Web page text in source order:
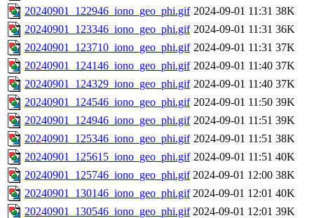
20240901_122946_iono_geo_phi.gif 2024-09-01 11:31 38K
20240901_123346_iono_geo_phi.gif 2024-09-01 11:31 36K
20240901_123710_iono_geo_phi.gif 2024-09-01 11:31 37K
20240901_124146_iono_geo_phi.gif 2024-09-01 11:40 37K
20240901_124329_iono_geo_phi.gif 2024-09-01 11:40 37K
20240901_124546_iono_geo_phi.gif 2024-09-01 11:50 39K
20240901_124946_iono_geo_phi.gif 2024-09-01 11:51 39K
20240901_125346_iono_geo_phi.gif 2024-09-01 11:51 38K
20240901_125615_iono_geo_phi.gif 2024-09-01 11:51 40K
20240901_125746_iono_geo_phi.gif 2024-09-01 12:00 38K
20240901_130146_iono_geo_phi.gif 2024-09-01 12:01 40K
20240901_130546_iono_geo_phi.gif 2024-09-01 12:01 39K